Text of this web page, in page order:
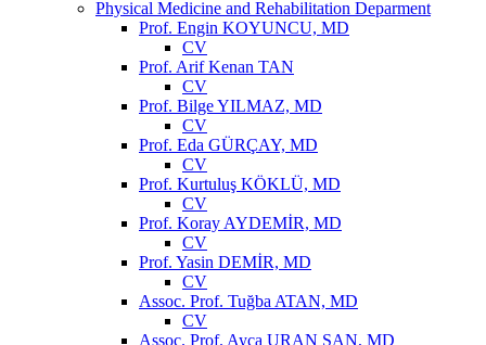
Physical Medicine and Rehabilitation Deparment
Prof. Engin KOYUNCU, MD
CV
Prof. Arif Kenan TAN
CV
Prof. Bilge YILMAZ, MD
CV
Prof. Eda GÜRÇAY, MD
CV
Prof. Kurtuluş KÖKLÜ, MD
CV
Prof. Koray AYDEMİR, MD
CV
Prof. Yasin DEMİR, MD
CV
Assoc. Prof. Tuğba ATAN, MD
CV
Assoc. Prof. Ayça URAN ŞAN, MD